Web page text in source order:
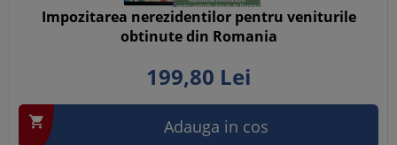
Impozitarea nerezidentilor pentru veniturile
obtinute din Romania
199,80 Lei
 Adauga in cos